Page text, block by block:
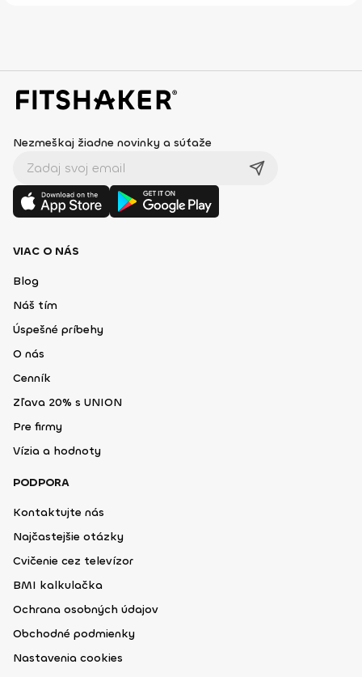
Nezmeškaj žiadne novinky a súťaže
VIAC O NÁS
Blog
Náš tím
Úspešné príbehy
O nás
Cenník
Zľava 20% s UNION
Pre firmy
Vízia a hodnoty
PODPORA
Kontaktujte nás
Najčastejšie otázky
Cvičenie cez televízor
BMI kalkulačka
Ochrana osobných údajov
Obchodné podmienky
Nastavenia cookies